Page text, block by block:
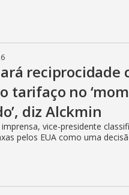
reciprocidade
tarifaço no
diz Alckmin
vice-presidente
pelos EUA como uma